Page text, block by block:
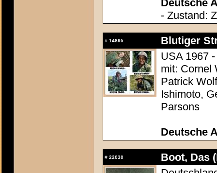
Deutsche
- Zustand:
# 14895
Blutiger
USA 1967
mit: Cornel
Patrick
Ishimoto,
Parsons
Deutsche
# 22030
Boot, Das